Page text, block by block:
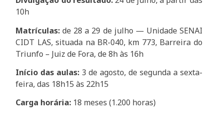
10h
Matrículas:de 28 a 29 de julho — Unidade SENAI
CIDT LAS, situada na BR-040, km 773, Barreira do
Triunfo – Juiz de Fora, de 8h às 16h
Início das aulas: 3 de agosto, de segunda a sexta-
feira, das 18h15 às 22h15
Carga horária: 18 meses (1.200 horas)